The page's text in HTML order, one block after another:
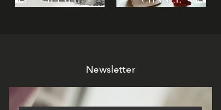
Newsletter